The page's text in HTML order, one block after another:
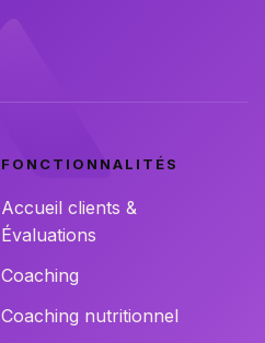
FONCTIONNALITÉS
Accueil clients &
Évaluations
Coaching
Coaching nutritionnel